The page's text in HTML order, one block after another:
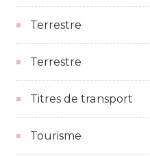
Terrestre
Terrestre
Titres de transport
Tourisme